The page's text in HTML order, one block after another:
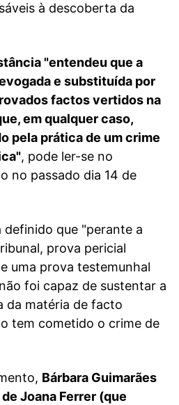
à descoberta da
"entendeu que a
e substituída por
factos vertidos na
em qualquer caso,
pela prática de um crime
, pode ler-se no
no passado dia 14 de
definido que "perante a
prova pericial
uma prova testemunhal
foi capaz de sustentar a
da matéria de facto
tem cometido o crime de
Bárbara Guimarães
Joana Ferrer (que